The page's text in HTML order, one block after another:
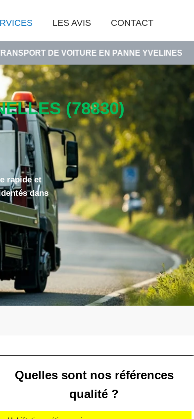
LES AVIS CONTACT
EN PANNE YVELINES •
(78830)
rapide et
dans
Quelles sont nos références
qualité ?